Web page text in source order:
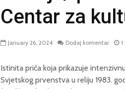
Centar za
January 26, 2024 Dodaj komentar
Istinita priča koja prikazuje
Svjetskog prvenstva u reliju 1983.